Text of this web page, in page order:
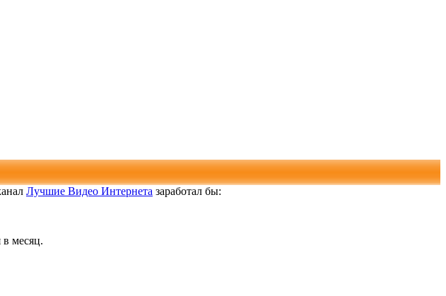
Лучшие Видео Интернета заработал бы:
в месяц.